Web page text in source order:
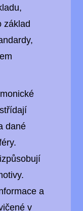
základ
dané
a
v